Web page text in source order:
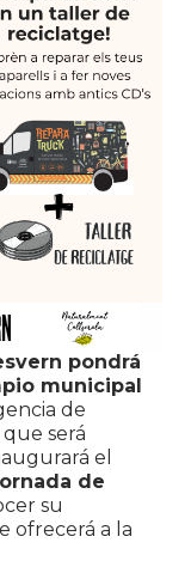
pondrá
municipal
de
que será
el
de
su
ofrecerá a la